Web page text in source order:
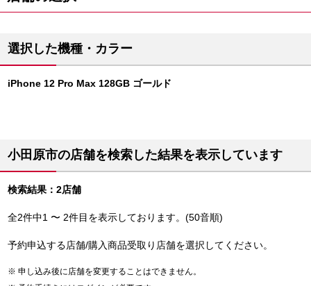
選択した機種・カラー
iPhone 12 Pro Max 128GB ゴールド
小田原市の店舗を検索した結果を表示しています
検索結果：2店舗
全2件中1 〜 2件目を表示しております。(50音順)
予約申込する店舗/購入商品受取り店舗を選択してください。
申し込み後に店舗を変更することはできません。